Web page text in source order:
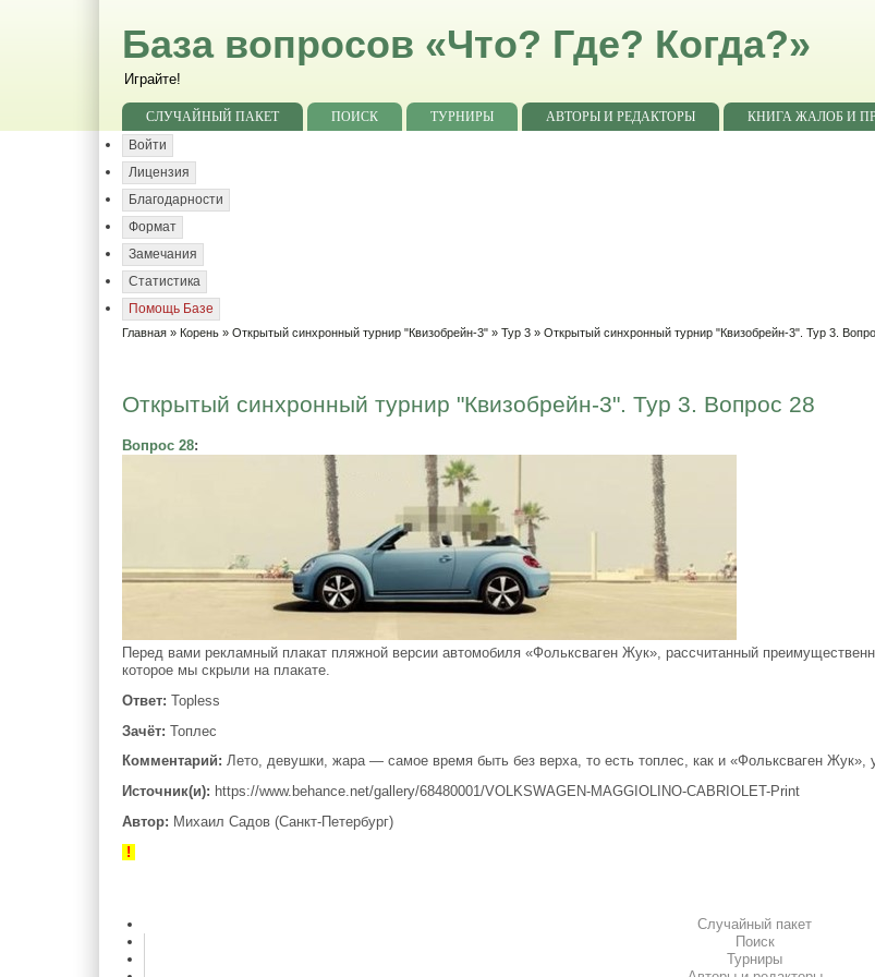
База вопросов «Что? Где? Когда?»
Играйте!
СЛУЧАЙНЫЙ ПАКЕТ ПОИСК ТУРНИРЫ АВТОРЫ И РЕДАКТОРЫ
КНИГА ЖАЛОБ И
Войти
Лицензия
Благодарности
Формат
Замечания
Статистика
Помощь Базе
Главная » Корень »Открытый синхронный турнир "Квизобрейн-3" »Тур 3 » Открытый синхронный турнир "Квизобрейн-3". Тур 3.
Открытый синхронный турнир "Квизобрейн-3". Тур 3. Вопрос 28
Вопрос 28:
Перед вами рекламный плакат пляжной версии автомобиля «Фольксваген Жук», рассчитанный
которое мы скрыли на плакате.
Ответ: Topless
Зачёт: Топлес
Комментарий: Лето, девушки, жара — самое время быть без верха, то есть топлес, как и «Фольксваген Жук»,
Источник(и): https://www.behance.net/gallery/68480001/VOLKSWAGEN-MAGGIOLINO-CABRIOLET-Print
Автор: Михаил Садов (Санкт-Петербург)
!
Случайный пакет
Поиск
Турниры